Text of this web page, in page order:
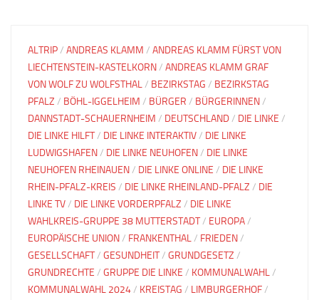
ALTRIP/ ANDREAS KLAMM / ANDREAS KLAMM FÜRST VON
LIECHTENSTEIN-KASTELKORN/ ANDREAS KLAMM GRAF
VON WOLF ZU WOLFSTHAL/ BEZIRKSTAG / BEZIRKSTAG
PFALZ / BÖHL-IGGELHEIM / BÜRGER / BÜRGERINNEN/
DANNSTADT-SCHAUERNHEIM / DEUTSCHLAND/ DIE LINKE /
DIE LINKE HILFT/ DIE LINKE INTERAKTIV/ DIE LINKE
LUDWIGSHAFEN/ DIE LINKE NEUHOFEN/ DIE LINKE
NEUHOFEN RHEINAUEN/ DIE LINKE ONLINE / DIE LINKE
RHEIN-PFALZ-KREIS / DIE LINKE RHEINLAND-PFALZ / DIE
LINKE TV/ DIE LINKE VORDERPFALZ / DIE LINKE
WAHLKREIS-GRUPPE 38 MUTTERSTADT/ EUROPA/
EUROPÄISCHE UNION/ FRANKENTHAL/ FRIEDEN/
GESELLSCHAFT/ GESUNDHEIT/ GRUNDGESETZ /
GRUNDRECHTE / GRUPPE DIE LINKE / KOMMUNALWAHL/
KOMMUNALWAHL 2024/ KREISTAG / LIMBURGERHOF/